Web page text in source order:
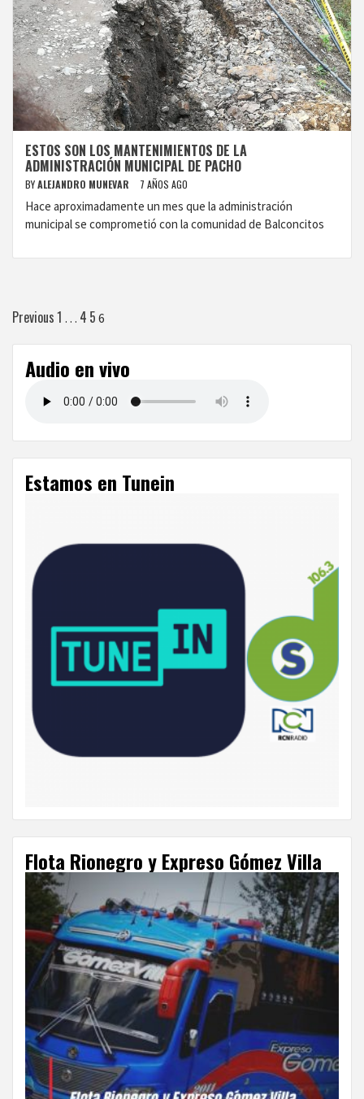
ESTOS SON LOS MANTENIMIENTOS DE LA
ADMINISTRACIÓN MUNICIPAL DE PACHO
BYALEJANDRO MUNEVAR 7 AÑOS AGO
Hace aproximadamente un mes que la administración
municipal se comprometió con la comunidad de Balconcitos
Paginación
de
entradas
Previous1 … 4 5 6
Audio en vivo
Estamos en Tunein
Flota Rionegro y Expreso Gómez Villa